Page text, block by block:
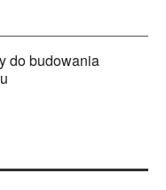
do budowania